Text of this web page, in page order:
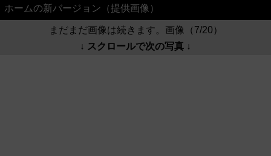
ホームの新バージョン（提供画像）
まだまだ画像は続きます。画像（7/20）
↓ スクロールで次の写真 ↓